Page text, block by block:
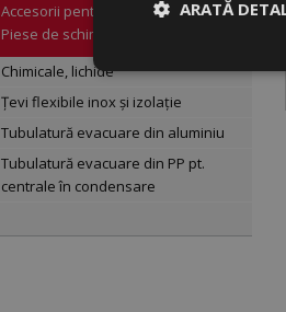
Accesorii pentru țevi
Piese de schimb
Chimicale, lichide
Țevi flexibile inox și izolație
Tubulatură evacuare din aluminiu
Tubulatură evacuare din PP pt.
centrale în condensare
ARATĂ
Strict